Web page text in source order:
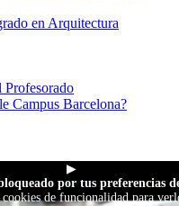
en Arquitectura
Campus Barcelona?
▶
por tus preferencias
de funcionalidad para